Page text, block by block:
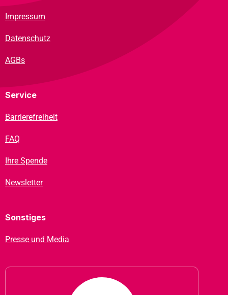
Impressum
Datenschutz
AGBs
Service
Barrierefreiheit
FAQ
Ihre Spende
Newsletter
Sonstiges
Presse und Media